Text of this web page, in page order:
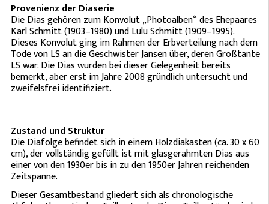
Provenienz der Diaserie
Die Dias gehören zum Konvolut „Photoalben“ des Ehepaares
Karl Schmitt (1903–1980) und Lulu Schmitt (1909–1995).
Dieses Konvolut ging im Rahmen der Erbverteilung nach dem
Tode von LS an die Geschwister Jansen über, deren Großtante
LS war. Die Dias wurden bei dieser Gelegenheit bereits
bemerkt, aber erst im Jahre 2008 gründlich untersucht und
zweifelsfrei identifiziert.
Zustand und Struktur
Die Diafolge befindet sich in einem Holzdiakasten (ca. 30 x 60
cm), der vollständig gefüllt ist mit glasgerahmten Dias aus
einer von den 1930er bis in zu den 1950er Jahren reichenden
Zeitspanne.
Dieser Gesamtbestand gliedert sich als chronologische